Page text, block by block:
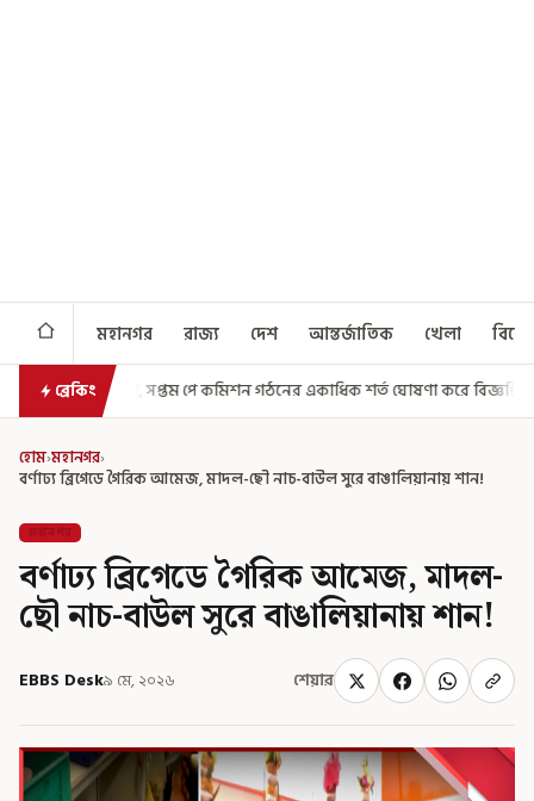
মহানগর রাজ্য দেশ আন্তর্জাতিক খেলা
ব্রেকিং
ঘোষণা করে বিজ্ঞপ্তি নবান্নের মাঝআকাশে আচমকা প্রবল ঝাঁকুনি!
হোম›মহানগর›
বর্ণাঢ্য ব্রিগেডে গৈরিক আমেজ, মাদল-ছৌ নাচ-বাউল সুরে বাঙালিয়ানায় শান!
মহানগর
বর্ণাঢ্য ব্রিগেডে গৈরিক আমেজ, মাদল-
ছৌ নাচ-বাউল সুরে বাঙালিয়ানায় শান!
EBBS Desk৯ মে, ২০২৬ শেয়ার